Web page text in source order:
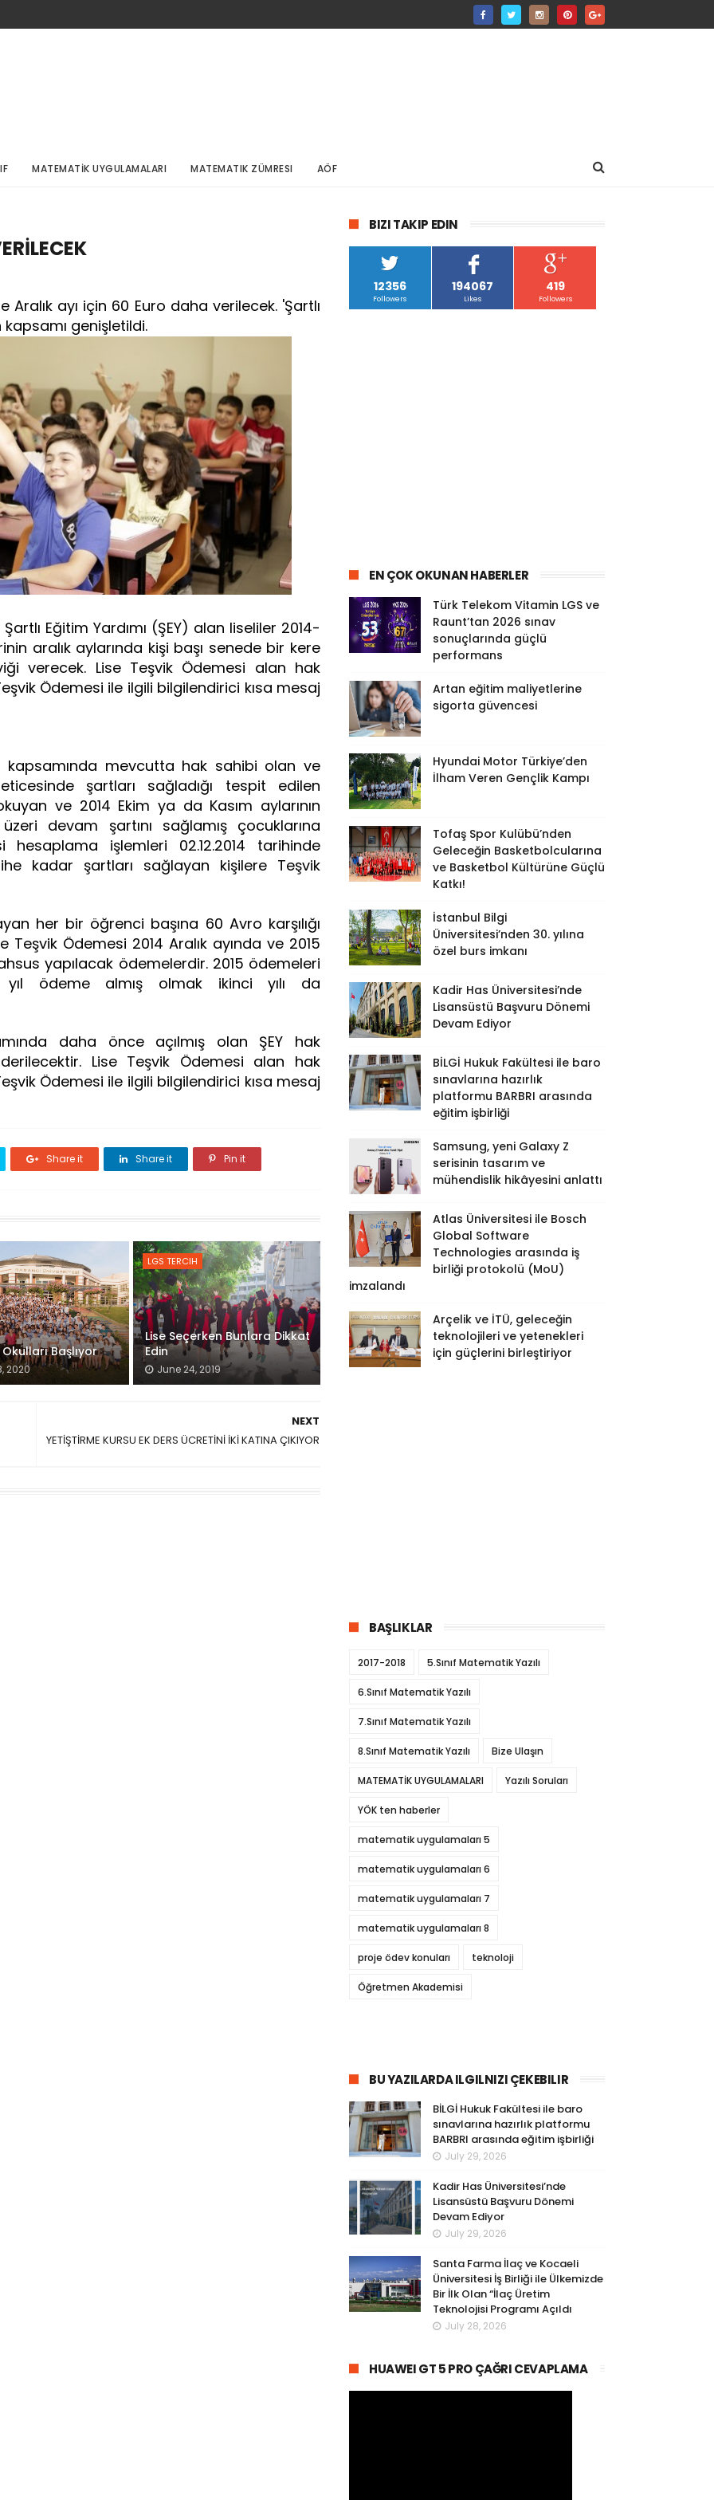
MATEMATİK UYGULAMALARI MATEMATIK ZÜMRESI AÖF
Aralık ayı için 60 Euro daha verilecek. 'Şartlı
kapsamı genişletildi.
Eğitim Yardımı (ŞEY) alan liseliler 2014-
aralık aylarında kişi başı senede bir kere
verecek. Lise Teşvik Ödemesi alan hak
Ödemesi ile ilgili bilgilendirici kısa mesaj
kapsamında mevcutta hak sahibi olan ve
şartları sağladığı tespit edilen
ve 2014 Ekim ya da Kasım aylarının
devam şartını sağlamış çocuklarına
hesaplama işlemleri 02.12.2014 tarihinde
kadar şartları sağlayan kişilere Teşvik
her bir öğrenci başına 60 Avro karşılığı
Teşvik Ödemesi 2014 Aralık ayında ve 2015
yapılacak ödemelerdir. 2015 ödemeleri
ödeme almış olmak ikinci yılı da
daha önce açılmış olan ŞEY hak
Lise Teşvik Ödemesi alan hak
Ödemesi ile ilgili bilgilendirici kısa mesaj
Share it Share it Pin it
Okulları Başlıyor
2020
LGS TERCIH
Lise Seçerken Bunlara Dikkat
Edin
June 24, 2019
NEXT
YETİŞTİRME KURSU EK DERS ÜCRETİNİ İKİ KATINA ÇIKIYOR
BIZI TAKIP EDIN
12356
Followers
194067
Likes
419
Followers
EN ÇOK OKUNAN HABERLER
Türk Telekom Vitamin LGS ve
Raunt’tan 2026 sınav
sonuçlarında güçlü
performans
Artan eğitim maliyetlerine
sigorta güvencesi
Hyundai Motor Türkiye’den
İlham Veren Gençlik Kampı
Tofaş Spor Kulübü’nden
Geleceğin Basketbolcularına
ve Basketbol Kültürüne Güçlü
Katkı!
İstanbul Bilgi
Üniversitesi’nden 30. yılına
özel burs imkanı
Kadir Has Üniversitesi’nde
Lisansüstü Başvuru Dönemi
Devam Ediyor
BİLGİ Hukuk Fakültesi ile baro
sınavlarına hazırlık
platformu BARBRI arasında
eğitim işbirliği
Samsung, yeni Galaxy Z
serisinin tasarım ve
mühendislik hikâyesini anlattı
Atlas Üniversitesi ile Bosch
Global Software
Technologies arasında iş
birliği protokolü (MoU)
imzalandı
Arçelik ve İTÜ, geleceğin
teknolojileri ve yetenekleri
için güçlerini birleştiriyor
BAŞLIKLAR
2017-2018 5.Sınıf Matematik Yazılı
6.Sınıf Matematik Yazılı
7.Sınıf Matematik Yazılı
8.Sınıf Matematik Yazılı Bize Ulaşın
MATEMATİK UYGULAMALARI Yazılı Soruları
YÖK ten haberler
matematik uygulamaları 5
matematik uygulamaları 6
matematik uygulamaları 7
matematik uygulamaları 8
proje ödev konuları teknoloji
Öğretmen Akademisi
BU YAZILARDA ILGILNIZI ÇEKEBILIR
BİLGİ Hukuk Fakültesi ile baro
sınavlarına hazırlık platformu
BARBRI arasında eğitim işbirliği
July 29, 2026
Kadir Has Üniversitesi’nde
Lisansüstü Başvuru Dönemi
Devam Ediyor
July 29, 2026
Santa Farma İlaç ve Kocaeli
Üniversitesi İş Birliği ile Ülkemizde
Bir İlk Olan “İlaç Üretim
Teknolojisi Programı Açıldı
July 28, 2026
HUAWEI GT 5 PRO ÇAĞRI CEVAPLAMA